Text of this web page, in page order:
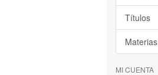
Títulos
Materias
MI CUENTA